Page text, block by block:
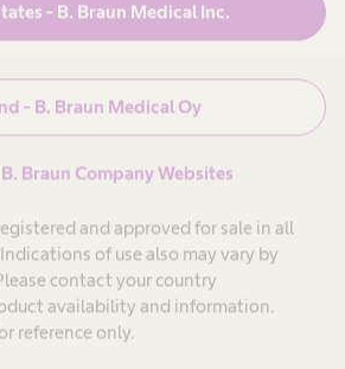
- B. Braun Medical Inc.
- B. Braun Medical Oy
Braun Company Websites
and approved for sale in all
of use also may vary by
contact your country
availability and information.
reference only.
ja hyväksyn
peruuttaa tämän
henkilötietojen
on meille tärkeää ja